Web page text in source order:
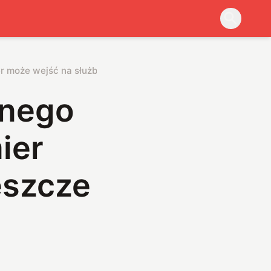
wejść na służbę jeszcze w tym roku